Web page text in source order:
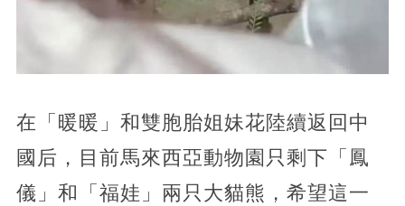
在「暖暖」和雙胞胎姐妹花陸續返回中
國后，目前馬來西亞動物園只剩下「鳳
儀」和「福娃」兩只大貓熊，希望這一